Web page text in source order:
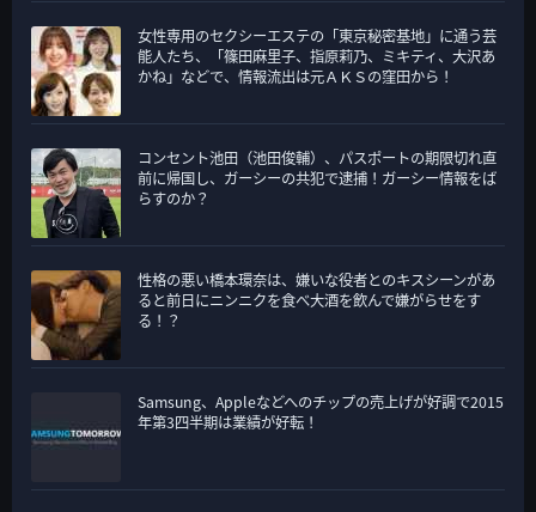
女性専用のセクシーエステの「東京秘密基地」に通う芸
能人たち、「篠田麻里子、指原莉乃、ミキティ、大沢あ
かね」などで、情報流出は元ＡＫＳの窪田から！
コンセント池田（池田俊輔）、パスポートの期限切れ直
前に帰国し、ガーシーの共犯で逮捕！ガーシー情報をば
らすのか？
性格の悪い橋本環奈は、嫌いな役者とのキスシーンがあ
ると前日にニンニクを食べ大酒を飲んで嫌がらせをす
る！？
Samsung、Appleなどへのチップの売上げが好調で2015
年第3四半期は業績が好転！